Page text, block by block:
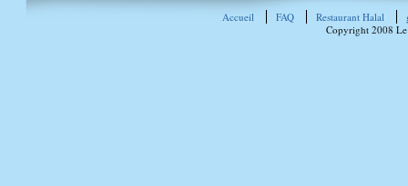
Accueil FAQ Restaurant Halal
Copyright 2008